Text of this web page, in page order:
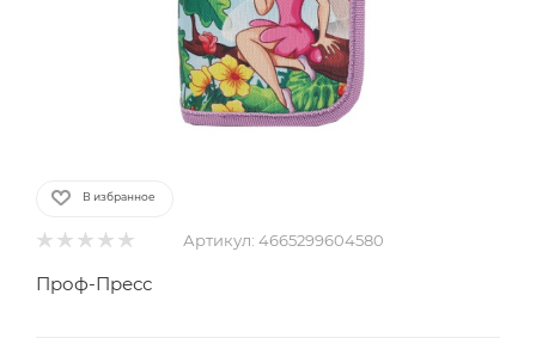
В избранное
Артикул: 4665299604580
Проф-Пресс